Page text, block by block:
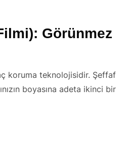
Görünmez
koruma teknolojisidir. Şeffaf
boyasına adeta ikinci bir